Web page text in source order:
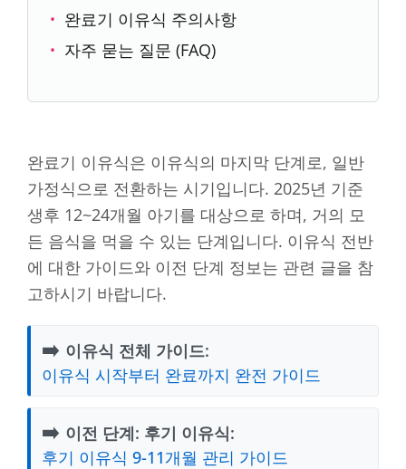
완료기 이유식 주의사항
자주 묻는 질문 (FAQ)
완료기 이유식은 이유식의 마지막 단계로, 일반
가정식으로 전환하는 시기입니다. 2025년 기준
생후 12~24개월 아기를 대상으로 하며, 거의 모
든 음식을 먹을 수 있는 단계입니다. 이유식 전반
에 대한 가이드와 이전 단계 정보는 관련 글을 참
고하시기 바랍니다.
➡️ 이유식 전체 가이드:
이유식 시작부터 완료까지 완전 가이드
➡️ 이전 단계: 후기 이유식:
후기 이유식 9-11개월 관리 가이드